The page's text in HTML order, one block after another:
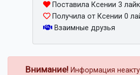
Поставила Ксении 3
Получила от Ксении 0
Взаимные друзья
Внимание! Информация